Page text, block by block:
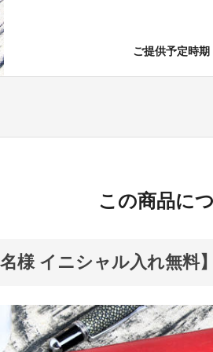
ご提供予定時
この商品に
様 イニシャル入れ無料